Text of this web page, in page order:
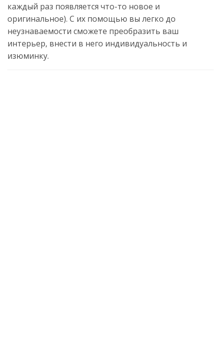
каждый раз появляется что-то новое и
оригинальное). С их помощью вы легко до
неузнаваемости сможете преобразить ваш
интерьер, внести в него индивидуальность и
изюминку.